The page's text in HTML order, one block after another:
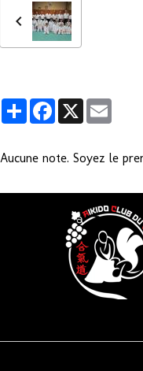
PartagerFacebook
X
Aucune note. Soyez le